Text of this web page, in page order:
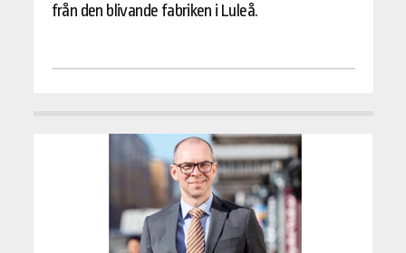
från den blivande fabriken i Luleå.